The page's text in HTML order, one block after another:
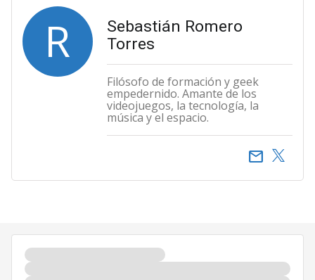
R
Sebastián Romero
Torres
Filósofo de formación y geek
empedernido. Amante de los
videojuegos, la tecnología, la
música y el espacio.
email